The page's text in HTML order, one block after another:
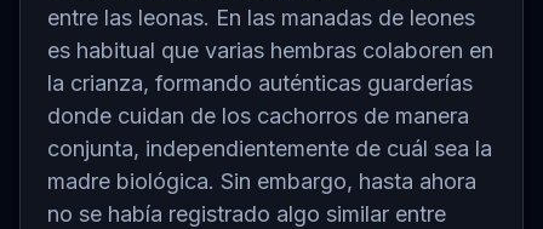
entre las leonas. En las manadas de leones
es habitual que varias hembras colaboren en
la crianza, formando auténticas guarderías
donde cuidan de los cachorros de manera
conjunta, independientemente de cuál sea la
madre biológica. Sin embargo, hasta ahora
no se había registrado algo similar entre